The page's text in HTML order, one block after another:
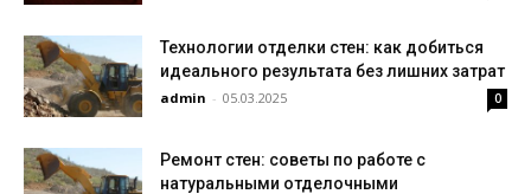
Технологии отделки стен: как добиться
идеального результата без лишних затрат
admin - 05.03.2025 0
Ремонт стен: советы по работе с
натуральными отделочными